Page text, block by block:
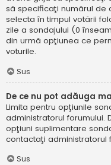
să specificaţi numărul de
selecta în timpul votării
zile a sondajului (0
din urmă opţiunea ce
voturile.
Sus
De ce nu pot adăuga
Limita pentru opţiunile
administratorul forumului.
opţiuni suplimentare
contactaţi administratorul
Sus